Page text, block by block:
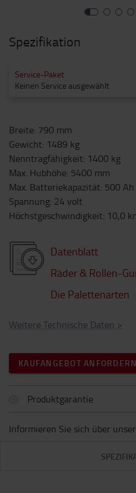
Spezifikation
Service-Paket
Keinen Service ausgewählt
Breite: 790 mm
Gewicht: 1489 kg
Nenntragfähigkeit: 1400 kg
Max. Hubhöhe: 5400 mm
Max. Batteriekapazität: 500 Ah
Spannung: 24 volt
Höchstgeschwindigkeit: 10,0
Datenblatt
Räder & Rollen-
Die Palettenarten
Weitere Technische Daten >
KAUFANGEBOT ANFORDERN
Produktgarantie
Informieren Sie sich über